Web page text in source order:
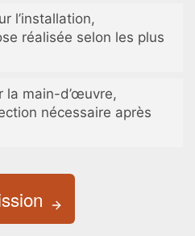
l’installation,
réalisée selon les plus
la main-d’œuvre,
nécessaire après